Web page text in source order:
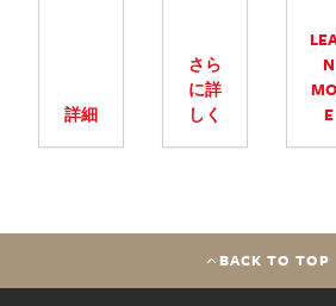
詳細
さら
に詳
しく
N
E
BACK TO TOP